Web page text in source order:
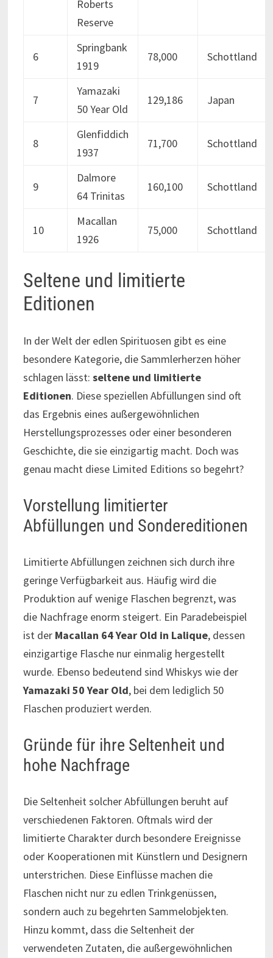
Roberts
Reserve
6
Springbank
1919
78,000 Schottland
7
Yamazaki
50 Year Old
129,186 Japan
8
Glenfiddich
1937
71,700 Schottland
9
Dalmore
64 Trinitas
160,100 Schottland
10
Macallan
1926
75,000 Schottland
Seltene und limitierte
Editionen
In der Welt der edlen Spirituosen gibt es eine
besondere Kategorie, die Sammlerherzen höher
schlagen lässt: seltene und limitierte
Editionen. Diese speziellen Abfüllungen sind oft
das Ergebnis eines außergewöhnlichen
Herstellungsprozesses oder einer besonderen
Geschichte, die sie einzigartig macht. Doch was
genau macht diese Limited Editions so begehrt?
Vorstellung limitierter
Abfüllungen und Sondereditionen
Limitierte Abfüllungen zeichnen sich durch ihre
geringe Verfügbarkeit aus. Häufig wird die
Produktion auf wenige Flaschen begrenzt, was
die Nachfrage enorm steigert. Ein Paradebeispiel
ist der Macallan 64 Year Old in Lalique, dessen
einzigartige Flasche nur einmalig hergestellt
wurde. Ebenso bedeutend sind Whiskys wie der
Yamazaki 50 Year Old, bei dem lediglich 50
Flaschen produziert werden.
Gründe für ihre Seltenheit und
hohe Nachfrage
Die Seltenheit solcher Abfüllungen beruht auf
verschiedenen Faktoren. Oftmals wird der
limitierte Charakter durch besondere Ereignisse
oder Kooperationen mit Künstlern und Designern
unterstrichen. Diese Einflüsse machen die
Flaschen nicht nur zu edlen Trinkgenüssen,
sondern auch zu begehrten Sammelobjekten.
Hinzu kommt, dass die Seltenheit der
verwendeten Zutaten, die außergewöhnlichen